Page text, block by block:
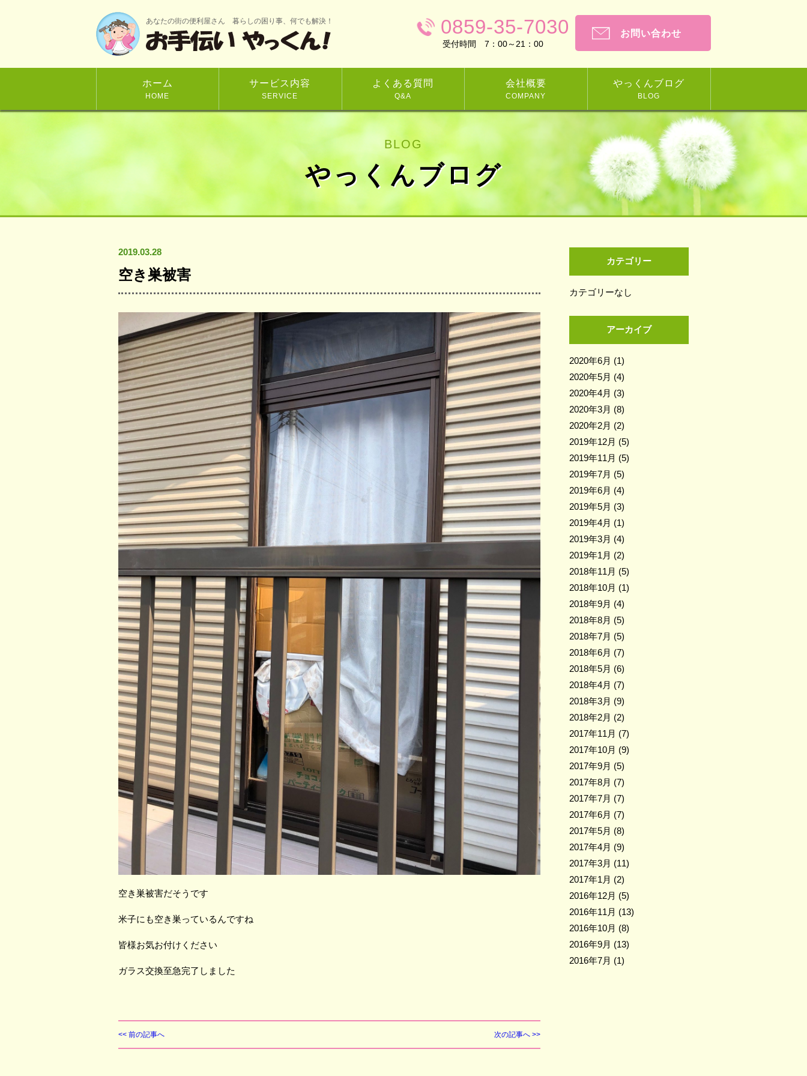
あなたの街の便利屋さん 暮らしの困り事、何でも解決！ 0859-35-7030
受付時間 7：00～21：00
お問い合わせ
ホーム
HOME
サービス内容
SERVICE
よくある質問
Q&A
会社概要
COMPANY
やっくんブログ
BLOG
BLOG
やっくんブログ
2019.03.28
空き巣被害
空き巣被害だそうです
米子にも空き巣っているんですね
皆様お気お付けください
ガラス交換至急完了しました
<< 前の記事へ 次の記事へ >>
カテゴリー
カテゴリーなし
アーカイブ
2020年6月 (1)
2020年5月 (4)
2020年4月 (3)
2020年3月 (8)
2020年2月 (2)
2019年12月 (5)
2019年11月 (5)
2019年7月 (5)
2019年6月 (4)
2019年5月 (3)
2019年4月 (1)
2019年3月 (4)
2019年1月 (2)
2018年11月 (5)
2018年10月 (1)
2018年9月 (4)
2018年8月 (5)
2018年7月 (5)
2018年6月 (7)
2018年5月 (6)
2018年4月 (7)
2018年3月 (9)
2018年2月 (2)
2017年11月 (7)
2017年10月 (9)
2017年9月 (5)
2017年8月 (7)
2017年7月 (7)
2017年6月 (7)
2017年5月 (8)
2017年4月 (9)
2017年3月 (11)
2017年1月 (2)
2016年12月 (5)
2016年11月 (13)
2016年10月 (8)
2016年9月 (13)
2016年7月 (1)